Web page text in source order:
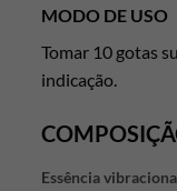
MODO DE USO
Tomar 10 gotas
indicação.
Essência